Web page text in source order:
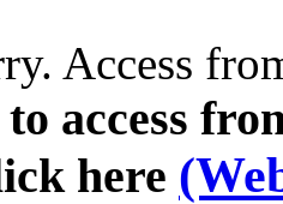
Access
to access
here